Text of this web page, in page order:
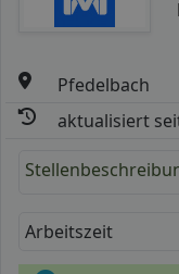
Pfedelbach
aktualisiert
Arbeitszeit